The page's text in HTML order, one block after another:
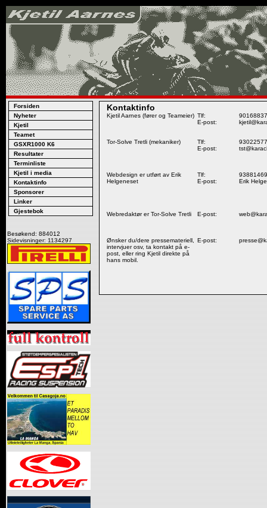
Forsiden
Nyheter
Kjetil
Teamet
GSXR1000 K6
Resultater
Terminliste
Kjetil i media
Kontaktinfo
Sponsorer
Linker
Gjestebok
Besøkend: 884012
Sidevisninger: 1134297
Kontaktinfo
Kjetil Aarnes (fører og Teameier) Tlf:
E-post:
90168837
Tor-Solve Tretli (mekaniker)
Tlf:
E-post:
93022577
Webdesign er utført av Erik
Helgeneset
Tlf:
E-post:
93881469
Erik
Webredaktør er Tor-Solve Tretli E-post:
Ønsker du/dere pressemateriell,
intervjuer osv, ta kontakt på e-
post, eller ring Kjetil direkte på
hans mobil.
E-post: